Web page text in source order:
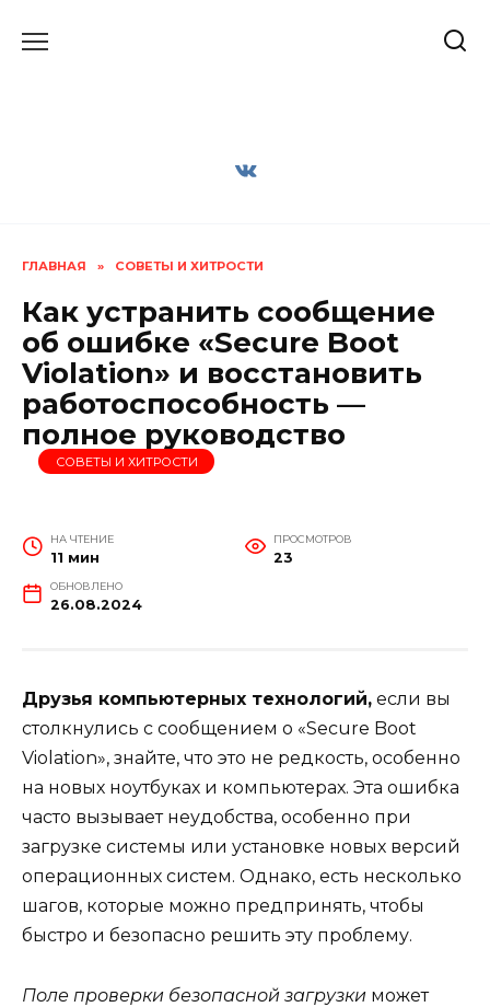
ГЛАВНАЯ » СОВЕТЫ И ХИТРОСТИ
Как устранить сообщение
об ошибке «Secure Boot
Violation» и восстановить
работоспособность —
полное руководство
СОВЕТЫ И ХИТРОСТИ
НА ЧТЕНИЕ
11 мин
ПРОСМОТРОВ
23
ОБНОВЛЕНО
26.08.2024
Друзья компьютерных технологий, если вы
столкнулись с сообщением о «Secure Boot
Violation», знайте, что это не редкость, особенно
на новых ноутбуках и компьютерах. Эта ошибка
часто вызывает неудобства, особенно при
загрузке системы или установке новых версий
операционных систем. Однако, есть несколько
шагов, которые можно предпринять, чтобы
быстро и безопасно решить эту проблему.
Поле проверки безопасной загрузки может